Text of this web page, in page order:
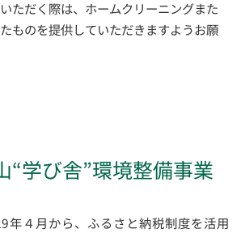
ただく際は、ホームクリーニングまた
ものを提供していただきますようお願
“学び舎”環境整備事業
年４月から、ふるさと納税制度を活用